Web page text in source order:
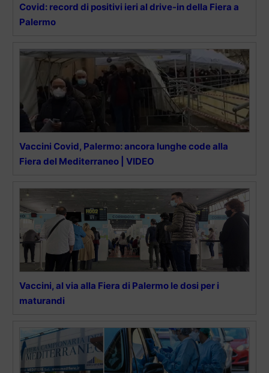
Covid: record di positivi ieri al drive-in della Fiera a
Palermo
Vaccini Covid, Palermo: ancora lunghe code alla
Fiera del Mediterraneo | VIDEO
Vaccini, al via alla Fiera di Palermo le dosi per i
maturandi